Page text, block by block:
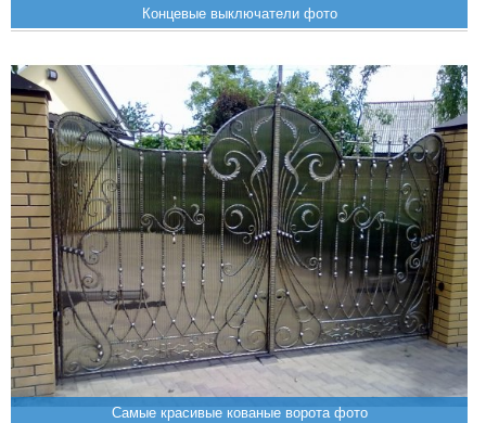
Концевые выключатели фото
Самые красивые кованые ворота фото